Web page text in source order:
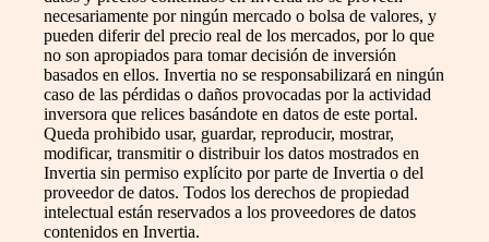
necesariamente por ningún mercado o bolsa de valores, y
pueden diferir del precio real de los mercados, por lo que
no son apropiados para tomar decisión de inversión
basados en ellos. Invertia no se responsabilizará en ningún
caso de las pérdidas o daños provocadas por la actividad
inversora que relices basándote en datos de este portal.
Queda prohibido usar, guardar, reproducir, mostrar,
modificar, transmitir o distribuir los datos mostrados en
Invertia sin permiso explícito por parte de Invertia o del
proveedor de datos. Todos los derechos de propiedad
intelectual están reservados a los proveedores de datos
contenidos en Invertia.